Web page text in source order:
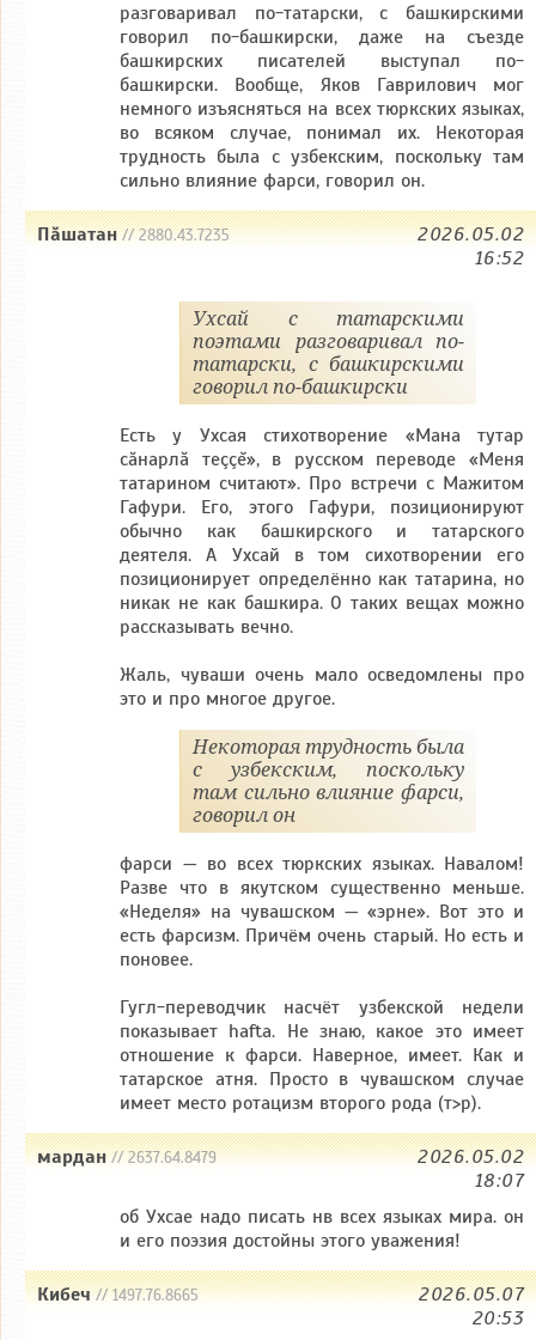
разговаривал по-татарски, с башкирскими
говорил по-башкирски, даже на съезде
башкирских писателей выступал по-
башкирски. Вообще, Яков Гаврилович мог
немного изъясняться на всех тюркских языках,
во всяком случае, понимал их. Некоторая
трудность была с узбекским, поскольку там
сильно влияние фарси, говорил он.
Пăшатан// 2880.43.7235
2026.05.02
16:52
Ухсай с татарскими
поэтами разговаривал по-
татарски, с башкирскими
говорил по-башкирски
Есть у Ухсая стихотворение «Мана тутар
сăнарлă теççĕ», в русском переводе «Меня
татарином считают». Про встречи с Мажитом
Гафури. Его, этого Гафури, позиционируют
обычно как башкирского и татарского
деятеля. А Ухсай в том сихотворении его
позиционирует определённо как татарина, но
никак не как башкира. О таких вещах можно
рассказывать вечно.
Жаль, чуваши очень мало осведомлены про
это и про многое другое.
Некоторая трудность была
с узбекским, поскольку
там сильно влияние фарси,
говорил он
фарси — во всех тюркских языках. Навалом!
Разве что в якутском существенно меньше.
«Неделя» на чувашском — «эрне». Bот это и
есть фарсизм. Причём очень старый. Но есть и
поновее.
Гугл-переводчик насчёт узбекской недели
показывает hafta. Не знаю, какое это имеет
отношение к фарси. Наверное, имеет. Как и
татарское атня. Просто в чувашском случае
имеет место ротацизм второго рода (т>р).
мардан// 2637.64.8479
2026.05.02
18:07
об Ухсае надо писать нв всех языках мира. он
и его поэзия достойны этого уважения!
Кибеч// 1497.76.8665
2026.05.07
20:53